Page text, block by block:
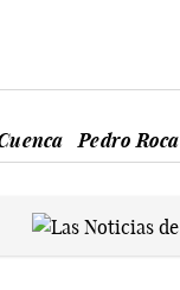
Pedro Roca